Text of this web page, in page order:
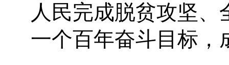
人民完成脱贫攻坚
一个百年奋斗目标，